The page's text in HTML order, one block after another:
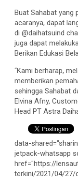
Buat Sahabat yang
acaranya, dapat
di @daihatsuind
juga dapat
Berikan Edukasi
“Kami berharap,
memberikan
sehingga Sahabat
Elvina Afny,
Head PT Astra
data-
jetpack-whatsapp
href="https://
terkini/2021/04/27/